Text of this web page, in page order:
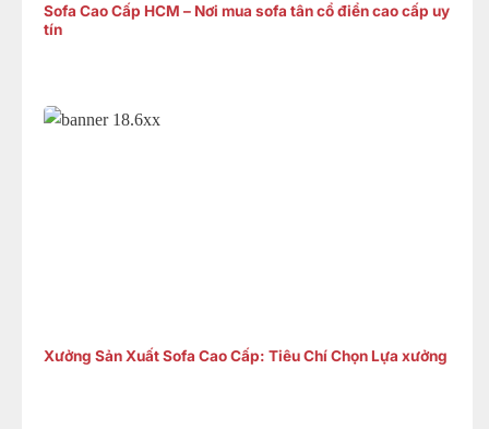
Sofa Cao Cấp HCM – Nơi mua sofa tân cổ điển cao cấp uy
tín
Xưởng Sản Xuất Sofa Cao Cấp: Tiêu Chí Chọn Lựa xưởng